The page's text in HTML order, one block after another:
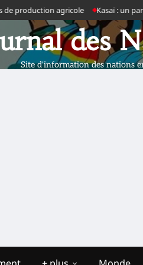
agricole Kasaï : un
des
Site d'information des nations